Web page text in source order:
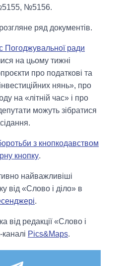
№5156.
ряд документів.
Погоджувальної ради
на цьому тижні
про податкові та
нянь», про
на «літній час» і про
можуть зібратися
з кнопкодавством
кнопку.
найважливіші
від «Слово і діло» в
.
від редакції «Слово і
Pics&Maps.